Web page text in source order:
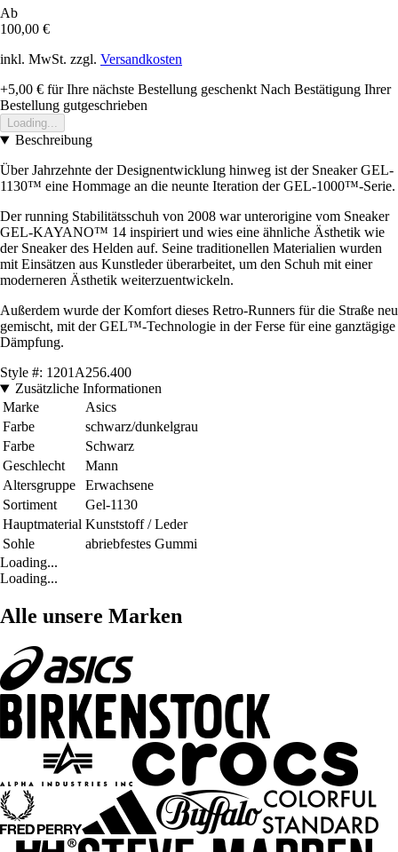
Ab
100,00 €
inkl. MwSt. zzgl. Versandkosten
+5,00 € für Ihre nächste Bestellung geschenkt Nach Bestätigung Ihrer
Bestellung gutgeschrieben
Loading...
Beschreibung
Über Jahrzehnte der Designentwicklung hinweg ist der Sneaker GEL-
1130™ eine Hommage an die neunte Iteration der GEL-1000™-Serie.
Der running Stabilitätsschuh von 2008 war unterorigine vom Sneaker
GEL-KAYANO™ 14 inspiriert und wies eine ähnliche Ästhetik wie
der Sneaker des Helden auf. Seine traditionellen Materialien wurden
mit Einsätzen aus Kunstleder überarbeitet, um den Schuh mit einer
moderneren Ästhetik weiterzuentwickeln.
Außerdem wurde der Komfort dieses Retro-Runners für die Straße neu
gemischt, mit der GEL™-Technologie in der Ferse für eine ganztägige
Dämpfung.
Style #: 1201A256.400
Zusätzliche Informationen
Marke
Asics
Farbe
schwarz/dunkelgrau
Farbe
Schwarz
Geschlecht
Mann
Altersgruppe
Erwachsene
Sortiment
Gel-1130
Hauptmaterial Kunststoff / Leder
Sohle
abriebfestes Gummi
Loading...
Loading...
Alle unsere Marken